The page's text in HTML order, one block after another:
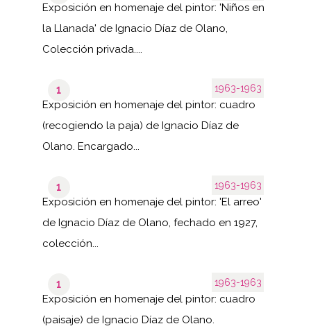
Exposición en homenaje del pintor: 'Niños en
la Llanada' de Ignacio Díaz de Olano,
Colección privada....
1963-1963
1
Exposición en homenaje del pintor: cuadro
(recogiendo la paja) de Ignacio Díaz de
Olano. Encargado...
1963-1963
1
Exposición en homenaje del pintor: 'El arreo'
de Ignacio Díaz de Olano, fechado en 1927,
colección...
1963-1963
1
Exposición en homenaje del pintor: cuadro
(paisaje) de Ignacio Díaz de Olano.